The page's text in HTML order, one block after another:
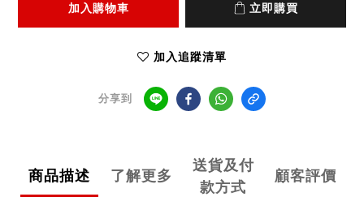
加入購物車 立即購買
加入追蹤清單
分享到
商品描述 了解更多
送貨及付
款方式
顧客評價